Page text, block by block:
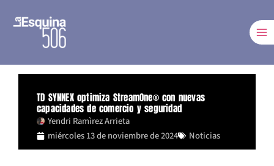
TD SYNNEX optimiza StreamOne® con nuevas
capacidades de comercio y seguridad
Yendri Ramìrez Arrieta
miércoles 13 de noviembre de 2024
Noticias